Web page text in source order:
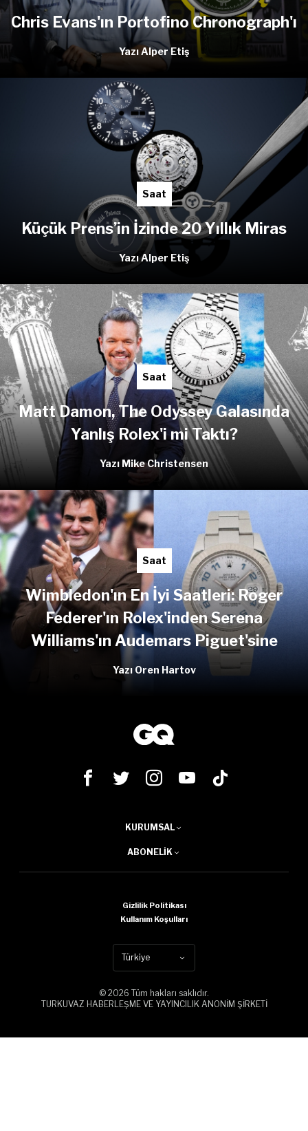
Chris Evans'ın Portofino Chronograph'ı
Yazı Alper Etiş
Saat
Küçük Prens’in İzinde 20 Yıllık Miras
Yazı Alper Etiş
Saat
Matt Damon, The Odyssey Galasında
Yanlış Rolex'i mi Taktı?
Yazı Mike Christensen
Saat
Wimbledon'ın En İyi Saatleri: Roger
Federer'ın Rolex'inden Serena
Williams'ın Audemars Piguet'sine
Yazı Oren Hartov
KURUMSAL
ABONELIK
Gizlilik Politikası
Kullanım Koşulları
Türkiye
© 2026 Tüm hakları saklıdır.
TURKUVAZ HABERLEŞME VE YAYINCILIK ANONİM ŞİRKETİ